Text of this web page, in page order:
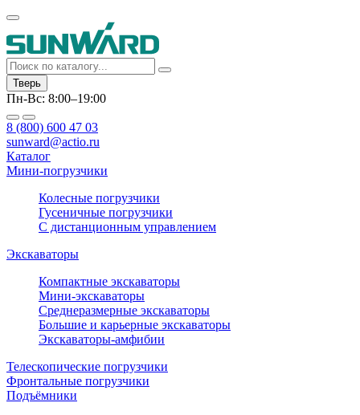
Тверь
Пн-Вс: 8:00–19:00
8 (800) 600 47 03
sunward@actio.ru
Каталог
Мини-погрузчики
Колесные погрузчики
Гусеничные погрузчики
С дистанционным управлением
Экскаваторы
Компактные экскаваторы
Мини-экскаваторы
Среднеразмерные экскаваторы
Большие и карьерные экскаваторы
Экскаваторы-амфибии
Телескопические погрузчики
Фронтальные погрузчики
Подъёмники